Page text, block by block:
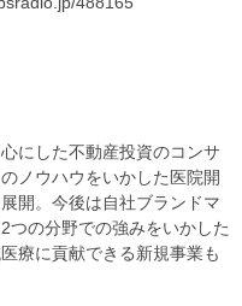
にした不動産投資のコンサ
ノウハウをいかした医院開
開。今後は自社ブランドマ
つの分野での強みをいかした
療に貢献できる新規事業も